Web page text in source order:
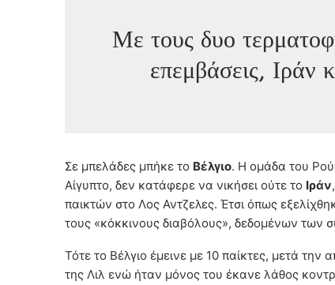
Με τους δυο
επεμβάσεις, Ιράν
Σε μπελάδες μπήκε το Βέλγιο. Η ομάδα του
Αίγυπτο, δεν κατάφερε να νικήσει ούτε το Ιράν
παικτών στο Λος Αντζελες. Έτσι όπως
τους «κόκκινους διαβόλους», δεδομένων των
Τότε το Βέλγιο έμεινε με 10 παίκτες, μετά
της Λιλ ενώ ήταν μόνος του έκανε λάθος